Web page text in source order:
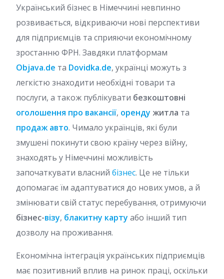
Український бізнес в Німеччині невпинно
розвивається, відкриваючи нові перспективи
для підприємців та сприяючи економічному
зростанню ФРН. Завдяки платформам
Objava.de та Dovidka.de, українці можуть з
легкістю знаходити необхідні товари та
послуги, а також публікувати безкоштовні
оголошення про вакансії, оренду житла та
продаж авто. Чимало українців, які були
змушені покинути свою країну через війну,
знаходять у Німеччині можливість
започаткувати власний бізнес. Це не тільки
допомагає їм адаптуватися до нових умов, а й
змінювати свій статус перебування, отримуючи
бізнес-візу, блакитну карту або інший тип
дозволу на проживання.
Економічна інтеграція українських підприємців
має позитивний вплив на ринок праці, оскільки